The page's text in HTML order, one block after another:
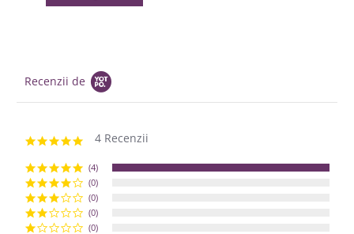
Recenzii de
5.0 star rating
4 Recenzii
(4)
(0)
(0)
(0)
(0)